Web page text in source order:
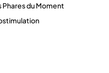
Phares du Moment